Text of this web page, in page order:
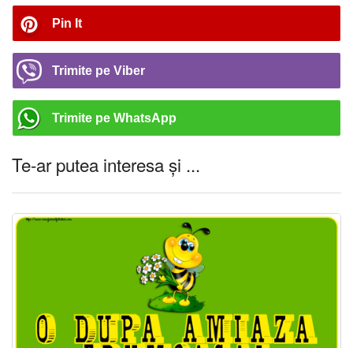
Pin It
Trimite pe Viber
Trimite pe WhatsApp
Te-ar putea interesa și ...